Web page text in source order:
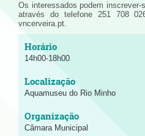
Os interessados podem
através do telefone 251 708
vncerveira.pt.
14h00-18h00
Aquamuseu do Rio Minho
Câmara Municipal